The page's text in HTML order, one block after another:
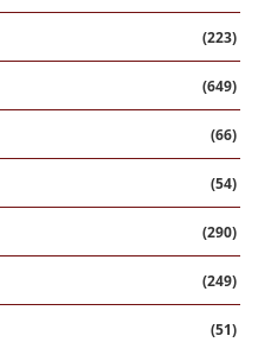
(223)
(649)
(66)
(54)
(290)
(249)
(51)